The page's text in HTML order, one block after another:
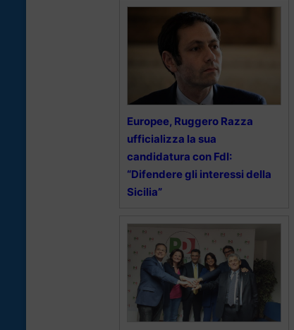
Europee, Ruggero Razza
ufficializza la sua
candidatura con FdI:
“Difendere gli interessi della
Sicilia”